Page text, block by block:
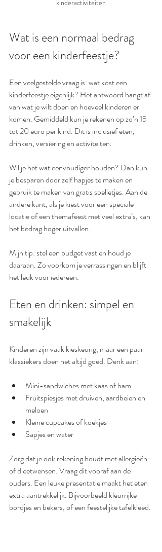
kinderactiviteiten
Wat is een normaal bedrag
voor een kinderfeestje?
Een veelgestelde vraag is: wat kost een
kinderfeestje eigenlijk? Het antwoord hangt af
van wat je wilt doen en hoeveel kinderen er
komen. Gemiddeld kun je rekenen op zo’n 15
tot 20 euro per kind. Dit is inclusief eten,
drinken, versiering en activiteiten.
Wil je het wat eenvoudiger houden? Dan kun
je besparen door zelf hapjes te maken en
gebruik te maken van gratis spelletjes. Aan de
andere kant, als je kiest voor een speciale
locatie of een themafeest met veel extra’s, kan
het bedrag hoger uitvallen.
Mijn tip: stel een budget vast en houd je
daaraan. Zo voorkom je verrassingen en blijft
het leuk voor iedereen.
Eten en drinken: simpel en
smakelijk
Kinderen zijn vaak kieskeurig, maar een paar
klassiekers doen het altijd goed. Denk aan:
Mini-sandwiches met kaas of ham
Fruitspiesjes met druiven, aardbeien en
meloen
Kleine cupcakes of koekjes
Sapjes en water
Zorg dat je ook rekening houdt met allergieën
of dieetwensen. Vraag dit vooraf aan de
ouders. Een leuke presentatie maakt het eten
extra aantrekkelijk. Bijvoorbeeld kleurrijke
bordjes en bekers, of een feestelijke tafelkleed.